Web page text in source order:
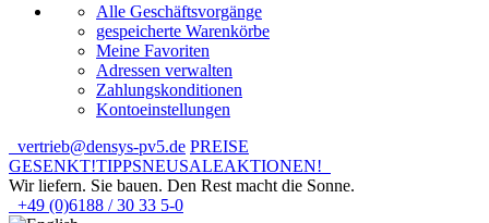
Alle Geschäftsvorgänge
gespeicherte Warenkörbe
Meine Favoriten
Adressen verwalten
Zahlungskonditionen
Kontoeinstellungen
vertrieb@densys-pv5.de PREISE
GESENKT!TIPPSNEUSALEAKTIONEN!
Wir liefern. Sie bauen. Den Rest macht die Sonne.
+49 (0)6188 / 30 33 5-0